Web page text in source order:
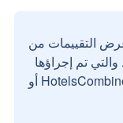
التقييمات من
تم إجراؤها
بواسطة مستخدمين حقيقيين مع HotelsCombined أو